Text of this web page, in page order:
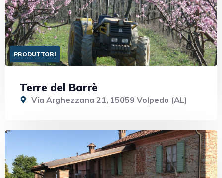
PRODUTTORI
Terre del Barrè
Via Arghezzana 21, 15059 Volpedo (AL)